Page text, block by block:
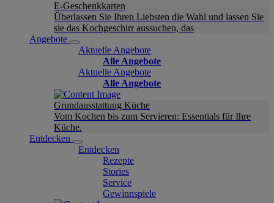
E-Geschenkkarten
Überlassen Sie Ihren Liebsten die Wahl und lassen Sie
sie das Kochgeschirr aussuchen, das
Angebote
Aktuelle Angebote
Alle Angebote
Aktuelle Angebote
Alle Angebote
Grundausstattung Küche
Vom Kochen bis zum Servieren: Essentials für Ihre
Küche.
Entdecken
Entdecken
Rezepte
Stories
Service
Gewinnspiele